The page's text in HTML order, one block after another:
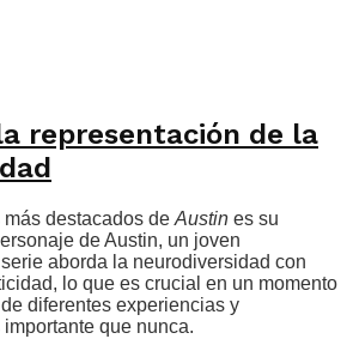
representación de la
destacados de Austin es su
de Austin, un joven
aborda la neurodiversidad con
lo que es crucial en un momento
diferentes experiencias y
que nunca.